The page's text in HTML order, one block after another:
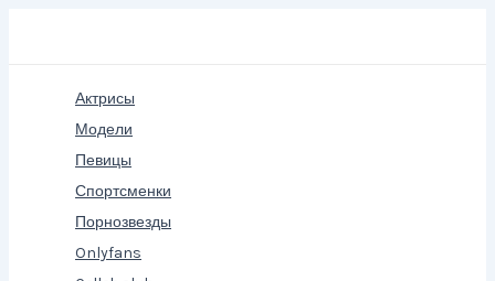
Актрисы
Модели
Певицы
Спортсменки
Порнозвезды
Onlyfans